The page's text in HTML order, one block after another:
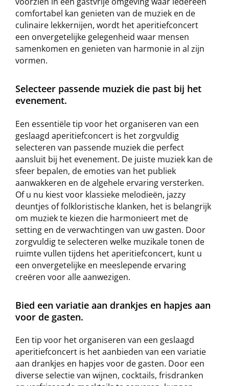
comfortabel kan genieten van de muziek en de
culinaire lekkernijen, wordt het aperitiefconcert
een onvergetelijke gelegenheid waar mensen
samenkomen en genieten van harmonie in al zijn
vormen.
Selecteer passende muziek die past bij het
evenement.
Een essentiële tip voor het organiseren van een
geslaagd aperitiefconcert is het zorgvuldig
selecteren van passende muziek die perfect
aansluit bij het evenement. De juiste muziek kan de
sfeer bepalen, de emoties van het publiek
aanwakkeren en de algehele ervaring versterken.
Of u nu kiest voor klassieke melodieën, jazzy
deuntjes of folkloristische klanken, het is belangrijk
om muziek te kiezen die harmonieert met de
setting en de verwachtingen van uw gasten. Door
zorgvuldig te selecteren welke muzikale tonen de
ruimte vullen tijdens het aperitiefconcert, kunt u
een onvergetelijke en meeslepende ervaring
creëren voor alle aanwezigen.
Bied een variatie aan drankjes en hapjes aan
voor de gasten.
Een tip voor het organiseren van een geslaagd
aperitiefconcert is het aanbieden van een variatie
aan drankjes en hapjes voor de gasten. Door een
diverse selectie van wijnen, cocktails, frisdranken